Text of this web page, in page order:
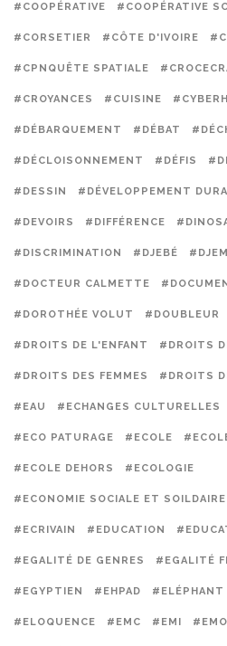
#COOPÉRATIVE #COOPÉRATIVE
#CORSETIER #CÔTE D'IVOIRE
#CPNQUÊTE SPATIALE
#CROYANCES #CUISINE
#DÉBARQUEMENT #DÉBAT
#DÉCLOISONNEMENT #DÉFIS
#DESSIN #DÉVELOPPEMENT
#DEVOIRS #DIFFÉRENCE
#DISCRIMINATION #DJEBÉ
#DOCTEUR CALMETTE
#DOROTHÉE VOLUT #DOUBLEUR
#DROITS DE L'ENFANT #DROITS
#DROITS DES FEMMES #DROITS
#EAU #ECHANGES CULTURELLES
#ECO PATURAGE #ECOLE
#ECOLE DEHORS #ECOLOGIE
#ECONOMIE SOCIALE ET SOILDAIRE
#ECRIVAIN #EDUCATION
#EGALITÉ DE GENRES #EGALITÉ
#EGYPTIEN #EHPAD #ELÉPHANT
#ELOQUENCE #EMC #EMI